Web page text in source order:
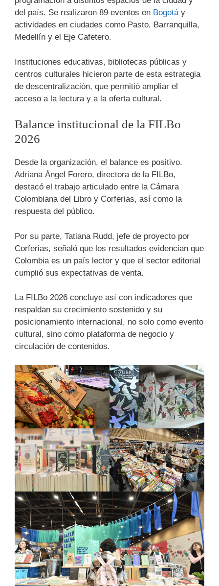
del país. Se realizaron 89 eventos en Bogotáy
actividades en ciudades como Pasto, Barranquilla,
Medellín y el Eje Cafetero.
Instituciones educativas, bibliotecas públicas y
centros culturales hicieron parte de esta estrategia
de descentralización, que permitió ampliar el
acceso a la lectura y a la oferta cultural.
Balance institucional de la FILBo
2026
Desde la organización, el balance es positivo.
Adriana Ángel Forero, directora de la FILBo,
destacó el trabajo articulado entre la Cámara
Colombiana del Libro y Corferias, así como la
respuesta del público.
Por su parte, Tatiana Rudd, jefe de proyecto por
Corferias, señaló que los resultados evidencian que
Colombia es un país lector y que el sector editorial
cumplió sus expectativas de venta.
La FILBo 2026 concluye así con indicadores que
respaldan su crecimiento sostenido y su
posicionamiento internacional, no solo como evento
cultural, sino como plataforma de negocio y
circulación de contenidos.